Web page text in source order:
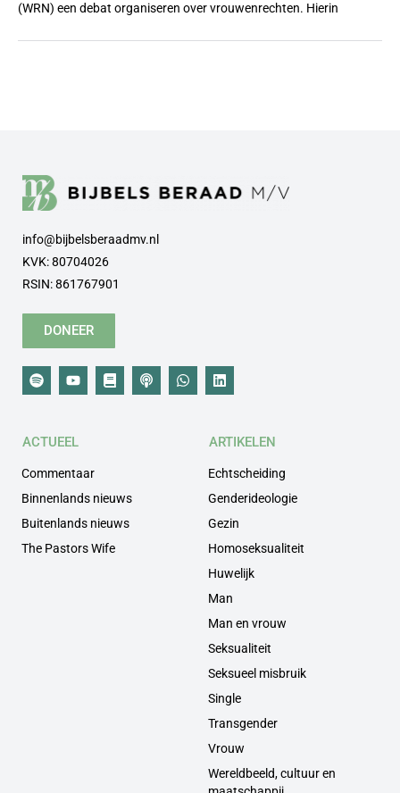
(WRN) een debat organiseren over vrouwenrechten. Hierin
info@bijbelsberaadmv.nl
KVK: 80704026
RSIN: 861767901
DONEER
ACTUEEL
Commentaar
Binnenlands nieuws
Buitenlands nieuws
The Pastors Wife
ARTIKELEN
Echtscheiding
Genderideologie
Gezin
Homoseksualiteit
Huwelijk
Man
Man en vrouw
Seksualiteit
Seksueel misbruik
Single
Transgender
Vrouw
Wereldbeeld, cultuur en